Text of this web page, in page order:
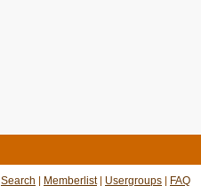
Search Memberlist| Usergroups FAQ